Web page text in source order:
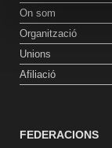
On som
Organització
Unions
Afiliació
FEDERACIONS